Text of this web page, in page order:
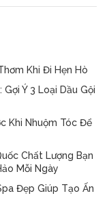
Khi Đi Hẹn Hò
Ý 3 Loại Dầu Gội
Khi Nhuộm Tóc Để
Chất Lượng Bạn
Mỗi Ngày
Đẹp Giúp Tạo Ấn